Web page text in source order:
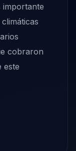
importante
cobraron
este